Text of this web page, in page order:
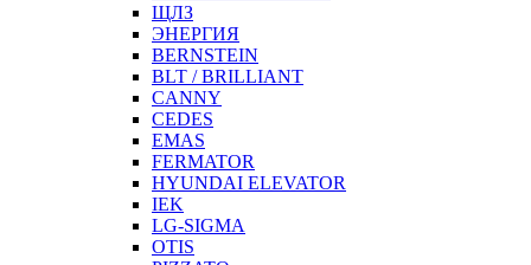
ЩЛЗ
ЭНЕРГИЯ
BERNSTEIN
BLT / BRILLIANT
CANNY
CEDES
EMAS
FERMATOR
HYUNDAI ELEVATOR
IEK
LG-SIGMA
OTIS